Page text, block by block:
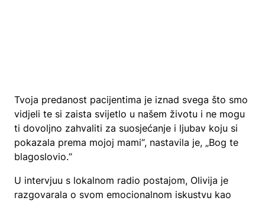
Tvoja predanost pacijentima je iznad svega što smo
vidjeli te si zaista svijetlo u našem životu i ne mogu
ti dovoljno zahvaliti za suosjećanje i ljubav koju si
pokazala prema mojoj mami“, nastavila je, „Bog te
blagoslovio.“
U intervjuu s lokalnom radio postajom, Olivija je
razgovarala o svom emocionalnom iskustvu kao